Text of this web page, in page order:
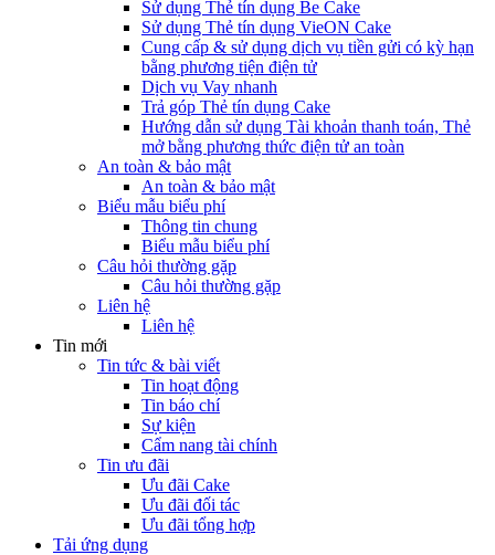
Sử dụng Thẻ tín dụng Be Cake
Sử dụng Thẻ tín dụng VieON Cake
Cung cấp & sử dụng dịch vụ tiền gửi có kỳ hạn
bằng phương tiện điện tử
Dịch vụ Vay nhanh
Trả góp Thẻ tín dụng Cake
Hướng dẫn sử dụng Tài khoản thanh toán, Thẻ
mở bằng phương thức điện tử an toàn
An toàn & bảo mật
An toàn & bảo mật
Biểu mẫu biểu phí
Thông tin chung
Biểu mẫu biểu phí
Câu hỏi thường gặp
Câu hỏi thường gặp
Liên hệ
Liên hệ
Tin mới
Tin tức & bài viết
Tin hoạt động
Tin báo chí
Sự kiện
Cẩm nang tài chính
Tin ưu đãi
Ưu đãi Cake
Ưu đãi đối tác
Ưu đãi tổng hợp
Tải ứng dụng